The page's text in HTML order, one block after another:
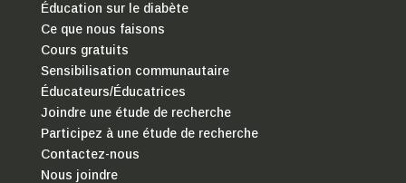
Éducation sur le diabète
Ce que nous faisons
Cours gratuits
Sensibilisation communautaire
Éducateurs/Éducatrices
Joindre une étude de recherche
Participez à une étude de recherche
Contactez-nous
Nous joindre